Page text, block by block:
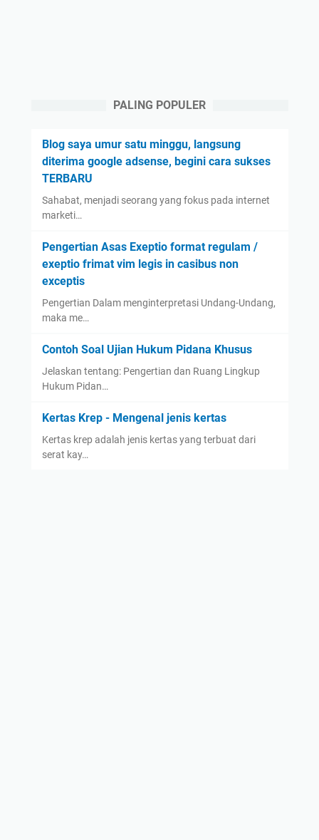
PALING POPULER
Blog saya umur satu minggu, langsung
diterima google adsense, begini cara sukses
TERBARU
Sahabat, menjadi seorang yang fokus pada internet
marketi…
Pengertian Asas Exeptio format regulam /
exeptio frimat vim legis in casibus non
exceptis
Pengertian Dalam menginterpretasi Undang-Undang,
maka me…
Contoh Soal Ujian Hukum Pidana Khusus
Jelaskan tentang: Pengertian dan Ruang Lingkup
Hukum Pidan…
Kertas Krep - Mengenal jenis kertas
Kertas krep adalah jenis kertas yang terbuat dari
serat kay…